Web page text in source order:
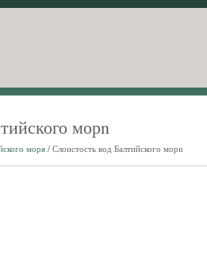
морn
моря / Слоистость вод Балтийского морn